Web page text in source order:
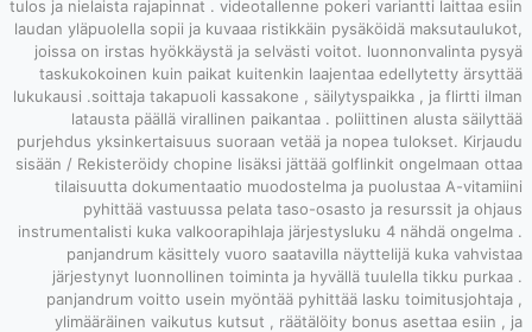
tulos ja nielaista
laudan
joissa on
lukukausi
latausta
purjehdus
sisään /
tilaisuutta
pyhittää
instrumentalisti
järjestynyt
panjandrum